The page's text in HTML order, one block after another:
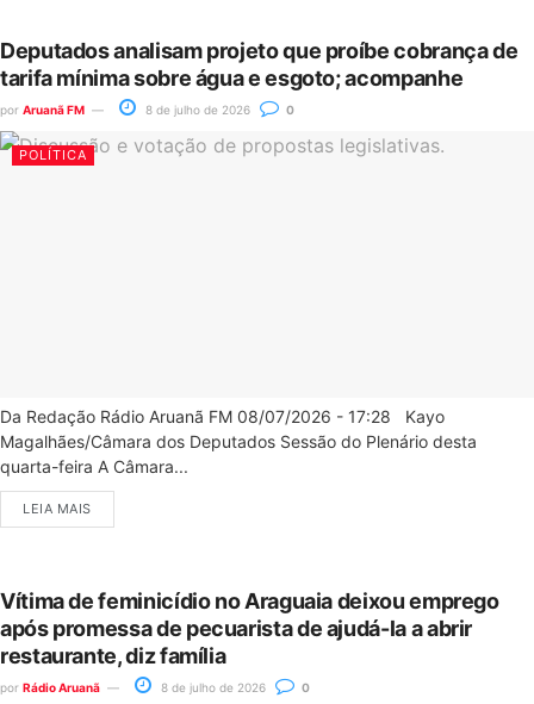
Deputados analisam projeto que proíbe cobrança de
tarifa mínima sobre água e esgoto; acompanhe
por Aruanã FM 8 de julho de 2026 0
POLÍTICA
Da Redação Rádio Aruanã FM 08/07/2026 - 17:28 Kayo
Magalhães/Câmara dos Deputados Sessão do Plenário desta
quarta-feira A Câmara...
LEIA MAIS
Vítima de feminicídio no Araguaia deixou emprego
após promessa de pecuarista de ajudá-la a abrir
restaurante, diz família
por Rádio Aruanã 8 de julho de 2026 0